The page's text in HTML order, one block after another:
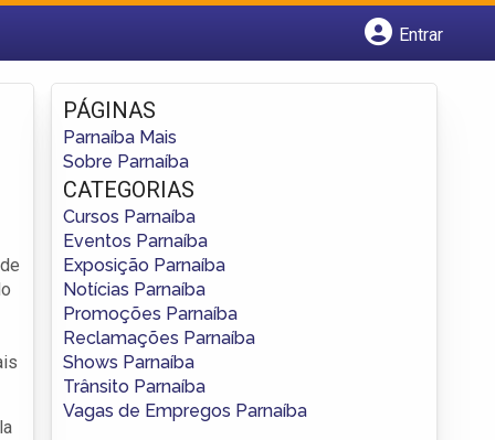
Entrar
Fazer login
Criar conta
PÁGINAS
Parnaíba Mais
Sobre Parnaíba
CATEGORIAS
Cursos Parnaíba
Eventos Parnaíba
Exposição Parnaíba
Notícias Parnaíba
Promoções Parnaíba
Reclamações Parnaíba
Shows Parnaíba
Trânsito Parnaíba
Vagas de Empregos Parnaíba